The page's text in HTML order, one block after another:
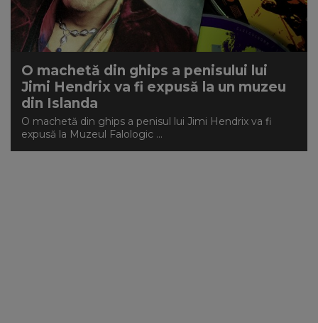
NEWS
CONTUL MEU
O machetă din ghips a penisului lui
Jimi Hendrix va fi expusă la un muzeu
din Islanda
O machetă din ghips a penisul lui Jimi Hendrix va fi
expusă la Muzeul Falologic ...